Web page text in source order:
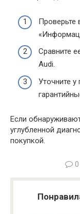
Проверьте
Сравните
Audi.
Уточните
Если
углубленной
покупкой.
0